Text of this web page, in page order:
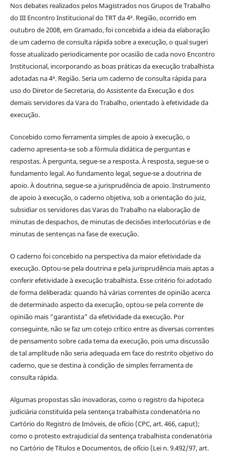
Nos debates realizados pelos Magistrados nos Grupos de Trabalho
do III Encontro Institucional do TRT da 4ª. Região, ocorrido em
outubro de 2008, em Gramado, foi concebida a ideia da elaboração
de um caderno de consulta rápida sobre a execução, o qual sugeri
fosse atualizado periodicamente por ocasião de cada novo Encontro
Institucional, incorporando as boas práticas da execução trabalhista
adotadas na 4ª. Região. Seria um caderno de consulta rápida para
uso do Diretor de Secretaria, do Assistente da Execução e dos
demais servidores da Vara do Trabalho, orientado à efetividade da
execução.
Concebido como ferramenta simples de apoio à execução, o
caderno apresenta-se sob a fórmula didática de perguntas e
respostas. À pergunta, segue-se a resposta. À resposta, segue-se o
fundamento legal. Ao fundamento legal, segue-se a doutrina de
apoio. À doutrina, segue-se a jurisprudência de apoio. Instrumento
de apoio à execução, o caderno objetiva, sob a orientação do juiz,
subsidiar os servidores das Varas do Trabalho na elaboração de
minutas de despachos, de minutas de decisões interlocutórias e de
minutas de sentenças na fase de execução.
O caderno foi concebido na perspectiva da maior efetividade da
execução. Optou-se pela doutrina e pela jurisprudência mais aptas a
conferir efetividade à execução trabalhista. Esse critério foi adotado
de forma deliberada: quando há várias correntes de opinião acerca
de determinado aspecto da execução, optou-se pela corrente de
opinião mais “garantista” da efetividade da execução. Por
conseguinte, não se faz um cotejo crítico entre as diversas correntes
de pensamento sobre cada tema da execução, pois uma discussão
de tal amplitude não seria adequada em face do restrito objetivo do
caderno, que se destina à condição de simples ferramenta de
consulta rápida.
Algumas propostas são inovadoras, como o registro da hipoteca
judiciária constituída pela sentença trabalhista condenatória no
Cartório do Registro de Imóveis, de ofício (CPC, art. 466, caput);
como o protesto extrajudicial da sentença trabalhista condenatória
no Cartório de Títulos e Documentos, de ofício (Lei n. 9.492/97, art.